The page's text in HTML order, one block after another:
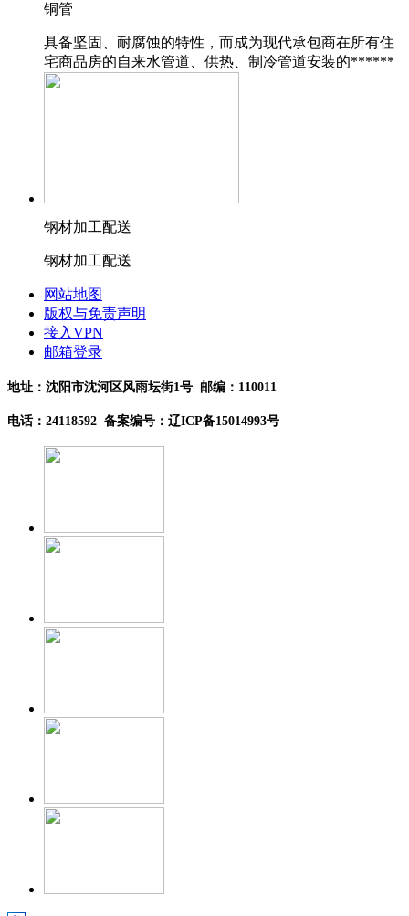
铜管
具备坚固、耐腐蚀的特性，而成为现代承包商在所有住
宅商品房的自来水管道、供热、制冷管道安装的******
钢材加工配送
钢材加工配送
网站地图
版权与免责声明
接入VPN
邮箱登录
地址：沈阳市沈河区风雨坛街1号 邮编：110011
电话：24118592 备案编号：辽ICP备15014993号